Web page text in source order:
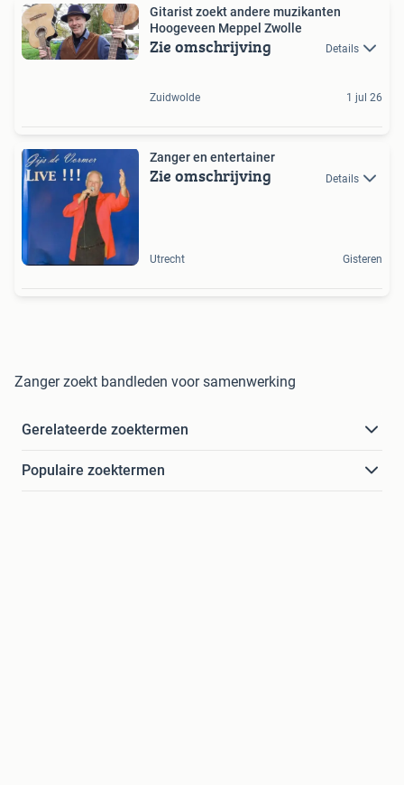
Gitarist zoekt andere muzikanten
Hoogeveen Meppel Zwolle
Zie omschrijving Details
Zuidwolde 1 jul 26
Zanger en entertainer
Zie omschrijving Details
Utrecht Gisteren
Zanger zoekt bandleden voor samenwerking
Gerelateerde zoektermen
Populaire zoektermen